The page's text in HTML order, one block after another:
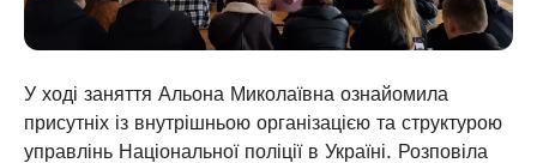
У ході заняття Альона Миколаївна ознайомила
присутніх із внутрішньою організацією та структурою
управлінь Національної поліції в Україні. Розповіла